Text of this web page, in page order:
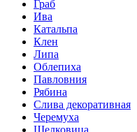
Граб
Ива
Катальпа
Клен
Липа
Облепиха
Павловния
Рябина
Слива декоративная
Черемуха